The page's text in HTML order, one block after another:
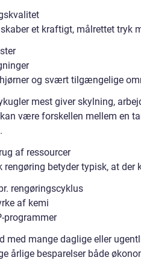
skaber et kraftigt, målrettet
og svært tilgængelige
mest giver skylning,
være forskellen mellem en
af ressourcer
betyder typisk, at der
rengøringscyklus
af kemi
programmer
med mange daglige eller
årlige besparelser både